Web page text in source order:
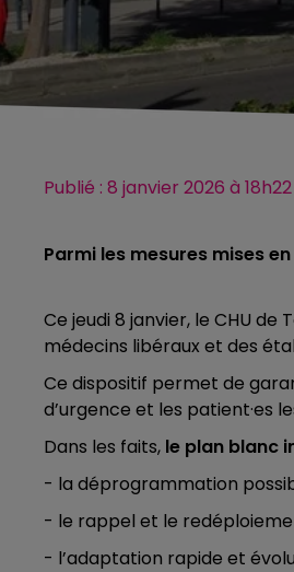
Publié : 8 janvier 2026 à
Parmi les mesures mises
Ce jeudi 8 janvier, le CHU de
médecins libéraux et des
Ce dispositif permet de
d’urgence et les patient·es
Dans les faits, le plan blanc
- la déprogrammation
- le rappel et le
- l’adaptation rapide et